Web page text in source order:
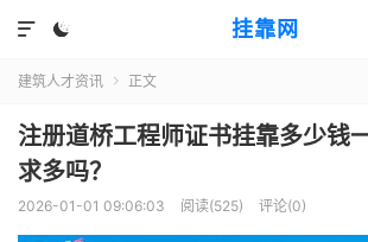
挂靠网


建筑人才资讯  正文
注册道桥工程师证书挂靠多少钱
求多吗？
2026-01-01 09:06:03 阅读(525) 评论(0)